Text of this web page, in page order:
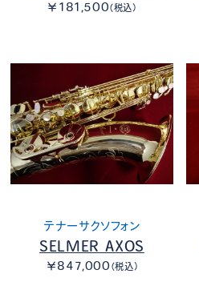
￥181,500（税込）
テナーサクソフォン
SELMER AXOS
￥847,000 （税込）